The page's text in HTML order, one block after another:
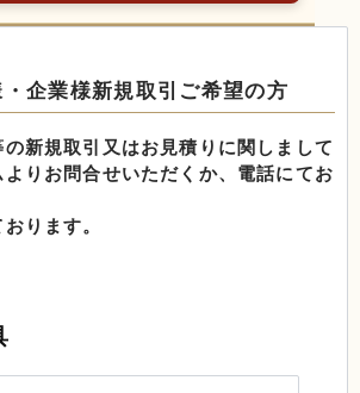
企業様新規取引ご希望の方
新規取引又はお見積りに関しまして
りお問合せいただくか、電話にてお
ります。